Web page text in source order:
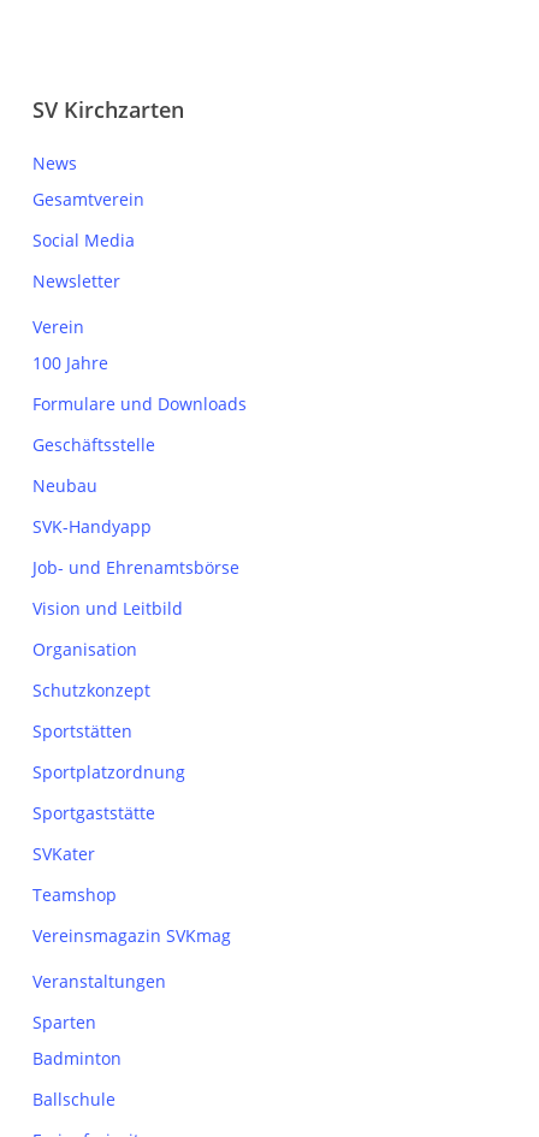
SV Kirchzarten
News
Gesamtverein
Social Media
Newsletter
Verein
100 Jahre
Formulare und Downloads
Geschäftsstelle
Neubau
SVK-Handyapp
Job- und Ehrenamtsbörse
Vision und Leitbild
Organisation
Schutzkonzept
Sportstätten
Sportplatzordnung
Sportgaststätte
SVKater
Teamshop
Vereinsmagazin SVKmag
Veranstaltungen
Sparten
Badminton
Ballschule